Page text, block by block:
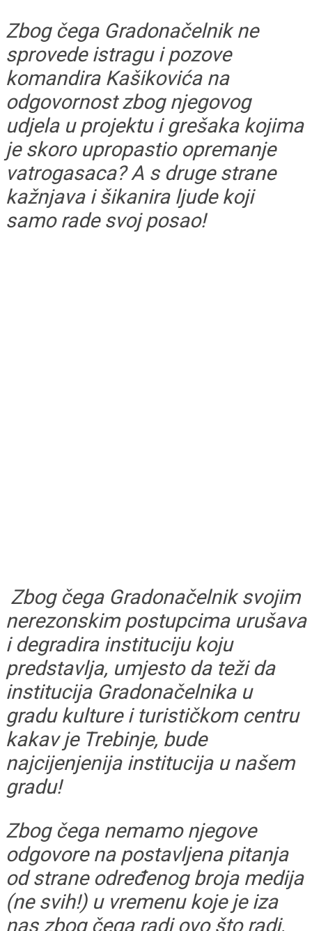
Zbog čega Gradonačelnik ne
sprovede istragu i pozove
komandira Kašikovića na
odgovornost zbog njegovog
udjela u projektu i grešaka kojima
je skoro upropastio opremanje
vatrogasaca? A s druge strane
kažnjava i šikanira ljude koji
samo rade svoj posao!
Zbog čega Gradonačelnik svojim
nerezonskim postupcima urušava
i degradira instituciju koju
predstavlja, umjesto da teži da
institucija Gradonačelnika u
gradu kulture i turističkom centru
kakav je Trebinje, bude
najcijenjenija institucija u našem
gradu!
Zbog čega nemamo njegove
odgovore na postavljena pitanja
od strane određenog broja medija
(ne svih!) u vremenu koje je iza
nas zbog čega radi ovo što radi,